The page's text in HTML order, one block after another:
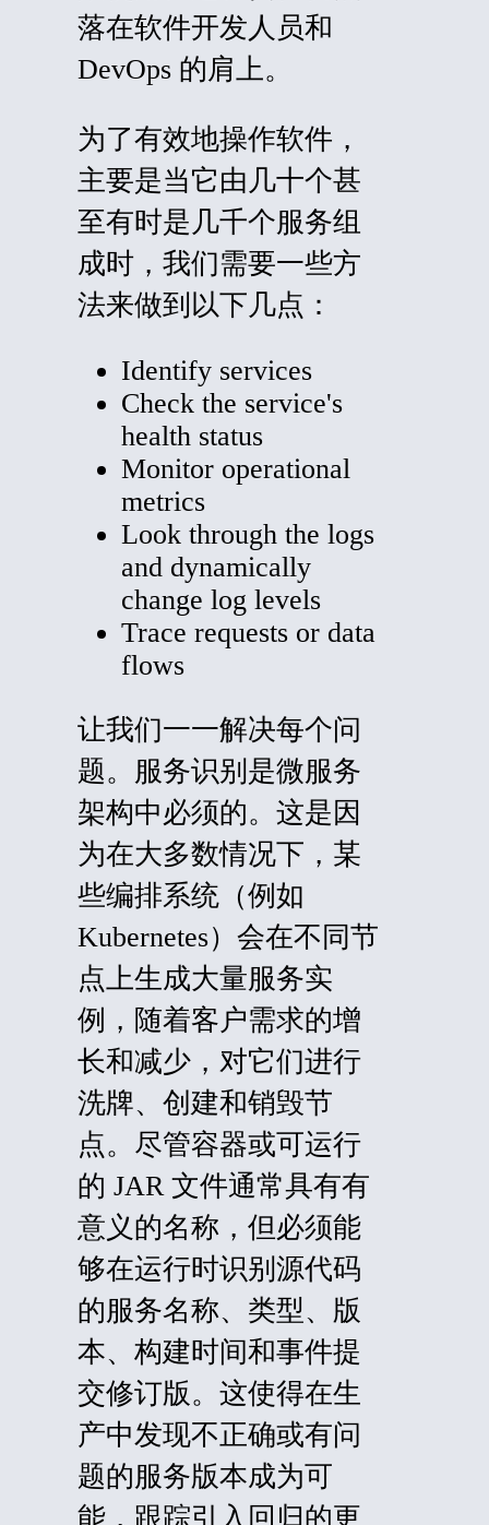
落在软件开发人员和
DevOps 的肩上。
为了有效地操作软件，
主要是当它由几十个甚
至有时是几千个服务组
成时，我们需要一些方
法来做到以下几点：
Identify services
Check the service's
health status
Monitor operational
metrics
Look through the logs
and dynamically
change log levels
Trace requests or data
flows
让我们一一解决每个问
题。服务识别是微服务
架构中必须的。这是因
为在大多数情况下，某
些编排系统（例如
Kubernetes）会在不同节
点上生成大量服务实
例，随着客户需求的增
长和减少，对它们进行
洗牌、创建和销毁节
点。尽管容器或可运行
的 JAR 文件通常具有有
意义的名称，但必须能
够在运行时识别源代码
的服务名称、类型、版
本、构建时间和事件提
交修订版。这使得在生
产中发现不正确或有问
题的服务版本成为可
能，跟踪引入回归的更